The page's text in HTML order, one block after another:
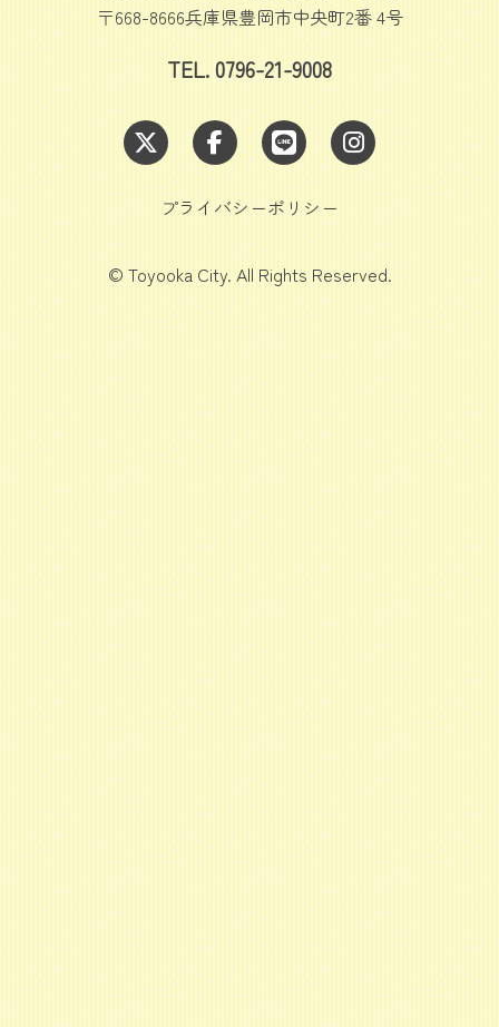
〒668-8666兵庫県豊岡市中央町2番 4号
TEL. 0796-21-9008
プライバシーポリシー
© Toyooka City. All Rights Reserved.